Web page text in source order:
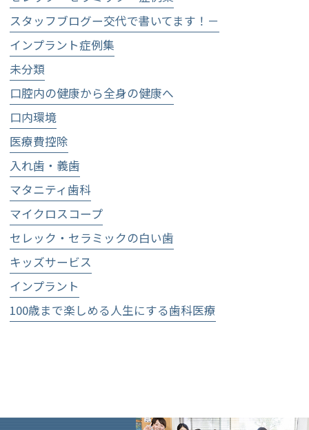
スタッフブログー交代で書いてます！－
インプラント症例集
未分類
口腔内の健康から全身の健康へ
口内環境
医療費控除
入れ歯・義歯
マタニティ歯科
マイクロスコープ
セレック・セラミックの白い歯
キッズサービス
インプラント
100歳まで楽しめる人生にする歯科医療